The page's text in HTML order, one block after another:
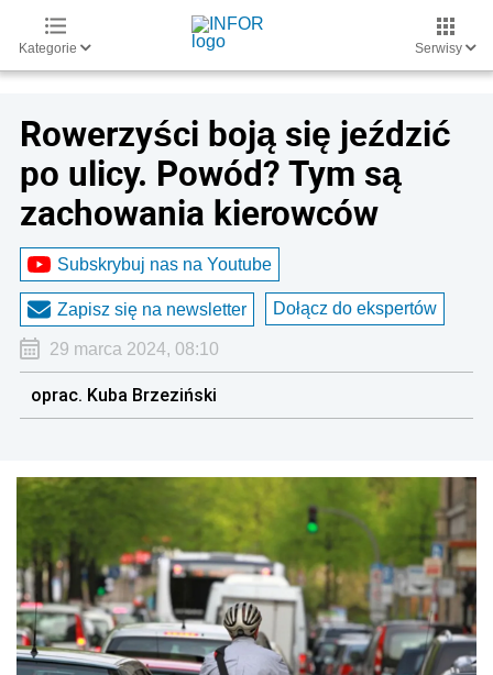
Kategorie Serwisy
Rowerzyści boją się jeździć
po ulicy. Powód? Tym są
zachowania kierowców
Subskrybuj nas na Youtube
Zapisz się na newsletter Dołącz do ekspertów
29 marca 2024, 08:10
oprac. Kuba Brzeziński